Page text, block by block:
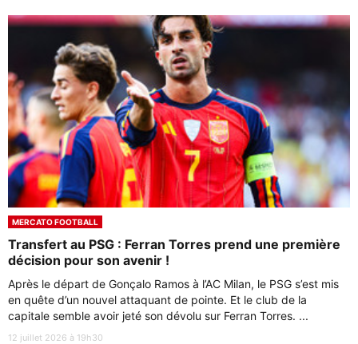
MERCATO FOOTBALL
Transfert au PSG : Ferran Torres prend une première
décision pour son avenir !
Après le départ de Gonçalo Ramos à l’AC Milan, le PSG s’est mis
en quête d’un nouvel attaquant de pointe. Et le club de la
capitale semble avoir jeté son dévolu sur Ferran Torres. ...
12 juillet 2026 à 19h30